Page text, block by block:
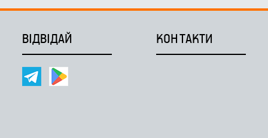
ВІДВІДАЙ КОНТАКТИ